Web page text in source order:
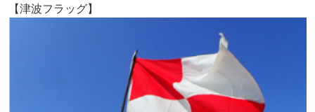
【津波フラッグ】